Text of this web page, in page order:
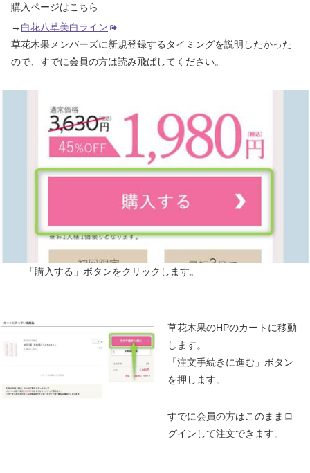
購入ページはこちら
→ 白花八草美白ライン
草花木果メンバーズに新規登録するタイミングを説明したかった
ので、すでに会員の方は読み飛ばしてください。
「購入する」ボタンをクリックします。
草花木果のHPのカートに移動
します。
「注文手続きに進む」ボタン
を押します。
すでに会員の方はこのままロ
グインして注文できます。